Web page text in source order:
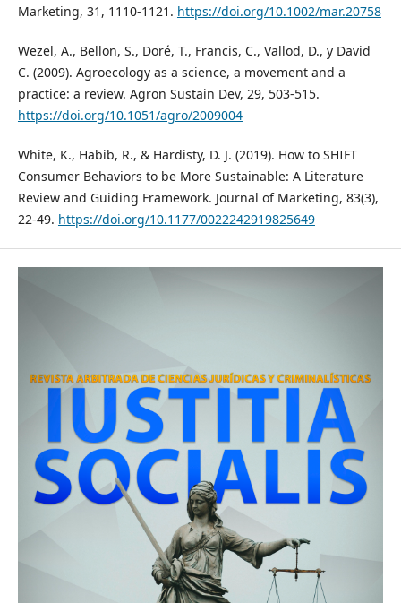
Marketing, 31, 1110-1121. https://doi.org/10.1002/mar.20758
Wezel, A., Bellon, S., Doré, T., Francis, C., Vallod, D., y David
C. (2009). Agroecology as a science, a movement and a
practice: a review. Agron Sustain Dev, 29, 503-515.
https://doi.org/10.1051/agro/2009004
White, K., Habib, R., & Hardisty, D. J. (2019). How to SHIFT
Consumer Behaviors to be More Sustainable: A Literature
Review and Guiding Framework. Journal of Marketing, 83(3),
22-49. https://doi.org/10.1177/0022242919825649